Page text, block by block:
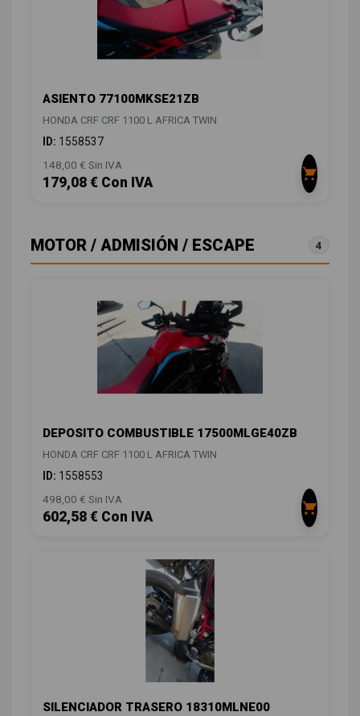
ASIENTO 77100MKSE21ZB
HONDA CRF CRF 1100 L AFRICA TWIN
ID: 1558537
148,00 € Sin IVA
179,08 € Con IVA
MOTOR / ADMISIÓN / ESCAPE 4
DEPOSITO COMBUSTIBLE 17500MLGE40ZB
HONDA CRF CRF 1100 L AFRICA TWIN
ID: 1558553
498,00 € Sin IVA
602,58 € Con IVA
SILENCIADOR TRASERO 18310MLNE00